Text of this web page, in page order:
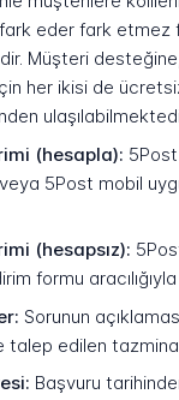
eder fark etmez
Müşteri
her ikisi de
(hesapla):
5Post mobil
(hesapsız):
formu aracılığıyla
Sorunun
talep edilen
Başvuru